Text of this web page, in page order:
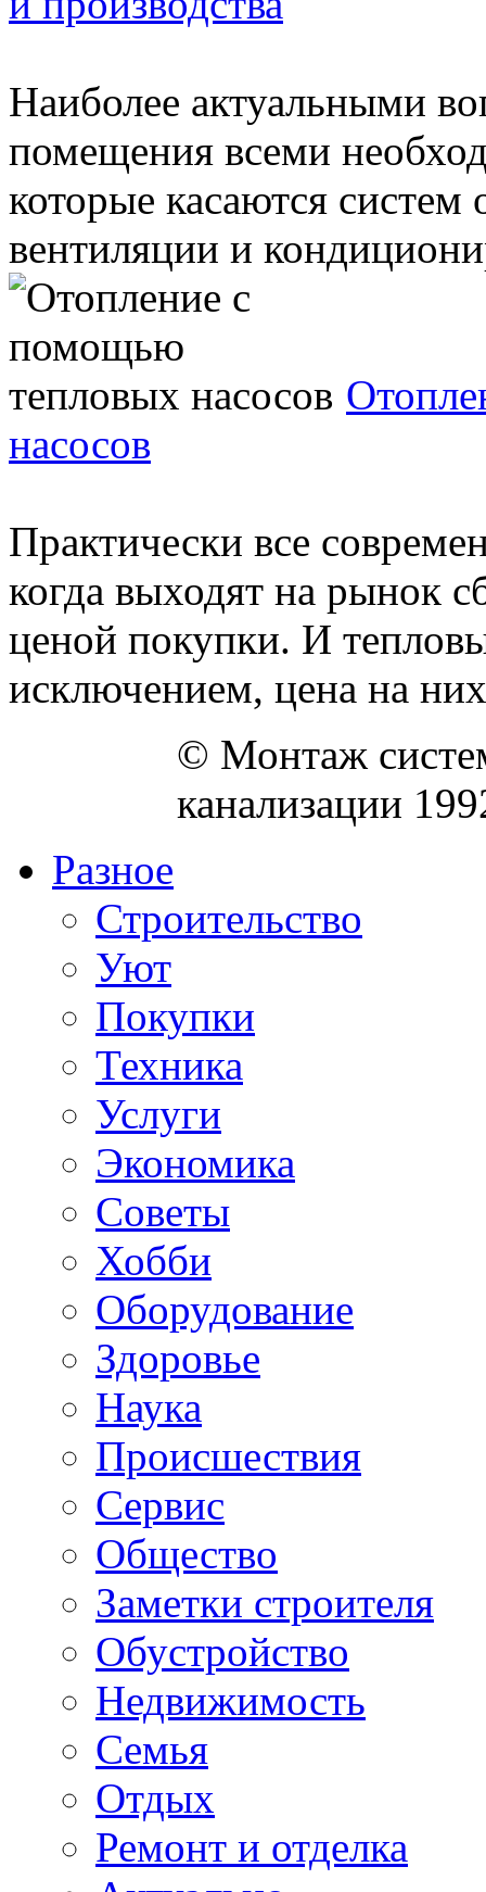
Наиболее актуальными
помещения всеми
которые касаются
вентиляции и
насосов
Практически все
когда выходят на рынок
ценой покупки. И
исключением, цена на
© Монтаж
канализации
Разное
Строительство
Уют
Покупки
Техника
Услуги
Экономика
Советы
Хобби
Oборудование
Здоровье
Наука
Происшествия
Сервис
Общество
Заметки строителя
Обустройство
Недвижимость
Семья
Отдых
Ремонт и отделка